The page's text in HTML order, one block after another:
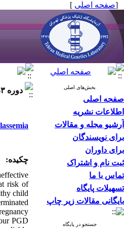
[صفحه اصلی ]
بخش‌های اصلی
صفحه اصلی
اطلاعات نشریه
آرشیو مجله و مقالات
برای نویسندگان
برای داوران
ثبت نام و اشتراک
تماس با ما
تسهیلات پایگاه
بایگانی مقالات زیر چاپ
جستجو در پایگاه
دوره ۳، شماره ۱ - ( ۲-۱۳۹۸ )
چکیده:
risk of
child.
PGD